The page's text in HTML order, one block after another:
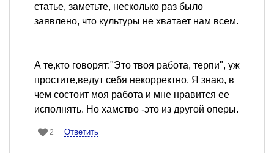
статье, заметьте, несколько раз было
заявлено, что культуры не хватает нам всем.
А те,кто говорят:"Это твоя работа, терпи", уж
простите,ведут себя некорректно. Я знаю, в
чем состоит моя работа и мне нравится ее
исполнять. Но хамство -это из другой оперы.
2 Ответить